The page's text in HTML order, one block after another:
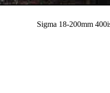
Sigma 18-200mm